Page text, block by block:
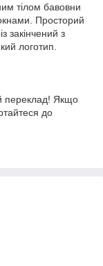
тілом бавовни
Просторий
закінчений з
логотип.
переклад! Якщо
до